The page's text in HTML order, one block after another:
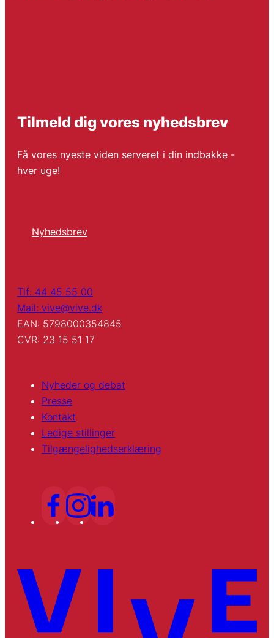
Tilmeld dig vores nyhedsbrev
Få vores nyeste viden serveret i din indbakke -
hver uge!
Nyhedsbrev
Tlf: 44 45 55 00
Mail: vive@vive.dk
EAN: 5798000354845
CVR: 23 15 51 17
Nyheder og debat
Presse
Kontakt
Ledige stillinger
Tilgængelighedserklæring